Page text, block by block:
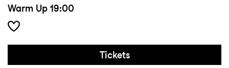
Warm Up 19:00
Tickets